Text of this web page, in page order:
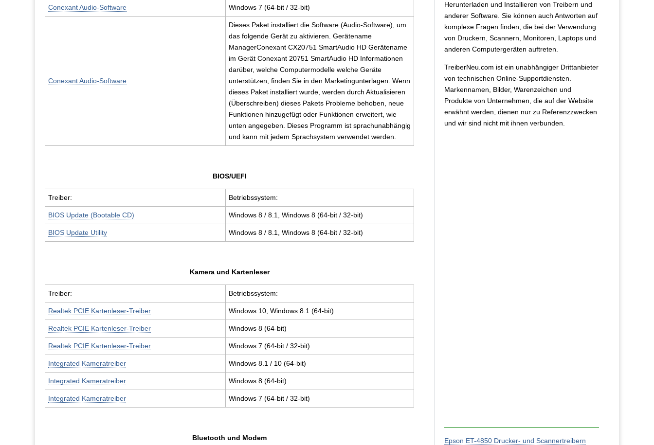
Conexant Audio-Software Windows 7 (64-bit / 32-bit)
Conexant Audio-Software
Dieses Paket installiert die Software (Audio-Software), um
das folgende Gerät zu aktivieren. Gerätename
ManagerConexant CX20751 SmartAudio HD Gerätename
im Gerät Conexant 20751 SmartAudio HD Informationen
darüber, welche Computermodelle welche Geräte
unterstützen, finden Sie in den Marketingunterlagen. Wenn
dieses Paket installiert wurde, werden durch Aktualisieren
(Überschreiben) dieses Pakets Probleme behoben, neue
Funktionen hinzugefügt oder Funktionen erweitert, wie
unten angegeben. Dieses Programm ist sprachunabhängig
und kann mit jedem Sprachsystem verwendet werden.
BIOS/UEFI
Treiber: Betriebssystem:
BIOS Update (Bootable CD) Windows 8 / 8.1, Windows 8 (64-bit / 32-bit)
BIOS Update Utility Windows 8 / 8.1, Windows 8 (64-bit / 32-bit)
Kamera und Kartenleser
Treiber: Betriebssystem:
Realtek PCIE Kartenleser-Treiber Windows 10, Windows 8.1 (64-bit)
Realtek PCIE Kartenleser-Treiber Windows 8 (64-bit)
Realtek PCIE Kartenleser-Treiber Windows 7 (64-bit / 32-bit)
Integrated Kameratreiber Windows 8.1 / 10 (64-bit)
Integrated Kameratreiber Windows 8 (64-bit)
Integrated Kameratreiber Windows 7 (64-bit / 32-bit)
Bluetooth und Modem
Herunterladen und Installieren von Treibern und
anderer Software. Sie können auch Antworten auf
komplexe Fragen finden, die bei der Verwendung
von Druckern, Scannern, Monitoren, Laptops und
anderen Computergeräten auftreten.
TreiberNeu.com ist ein unabhängiger Drittanbieter
von technischen Online-Supportdiensten.
Markennamen, Bilder, Warenzeichen und
Produkte von Unternehmen, die auf der Website
erwähnt werden, dienen nur zu Referenzzwecken
und wir sind nicht mit ihnen verbunden.
Epson ET-4850 Drucker- und Scannertreibern